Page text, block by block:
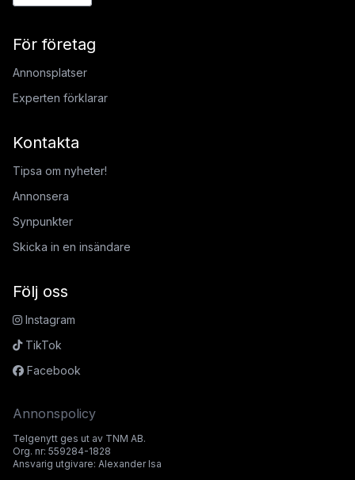
För företag
Annonsplatser
Experten förklarar
Kontakta
Tipsa om nyheter!
Annonsera
Synpunkter
Skicka in en insändare
Följ oss
Instagram
TikTok
Facebook
Annonspolicy
Telgenytt ges ut av TNM AB.
Org. nr: 559284-1828
Ansvarig utgivare: Alexander Isa